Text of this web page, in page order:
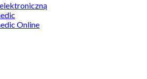
Online